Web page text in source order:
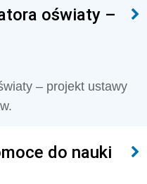
oświaty –
– projekt ustawy
do nauki